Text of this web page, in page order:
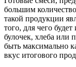
большим
такой продукции
того, для чего
булочек, хлеба или
быть максимально
вкус итогового